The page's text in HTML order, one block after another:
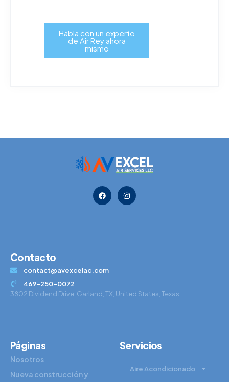
Habla con un experto
de Air Rey ahora
mismo
Contacto
contact@avexcelac.com
469-250-0072
3802 Dividend Drive, Garland, TX, United States, Texas
Páginas
Nosotros
Nueva construcción y
Servicios
Aire Acondicionado